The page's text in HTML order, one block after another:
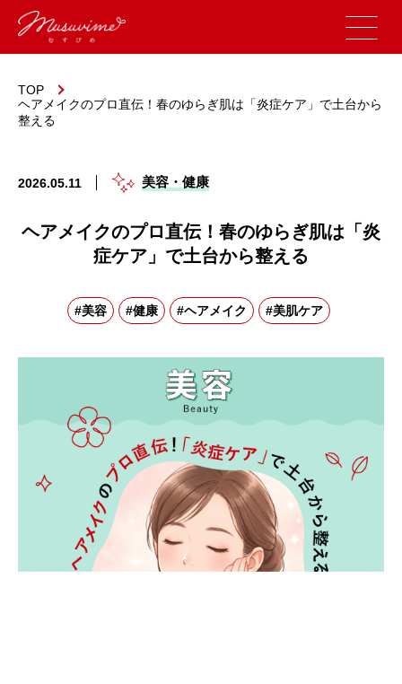
TOP
ヘアメイクのプロ直伝！春のゆらぎ肌は「炎症ケア」で土台から
整える
2026.05.11 美容・健康
ヘアメイクのプロ直伝！春のゆらぎ肌は「炎
症ケア」で土台から整える
#美容 #健康 #ヘアメイク #美肌ケア